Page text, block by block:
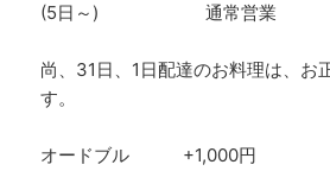
(5日～) 通常営業
尚、31日、1日配達のお料理は、お
す。
オードブル +1,000円